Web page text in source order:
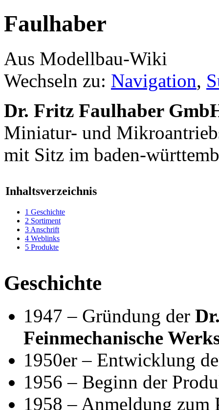
Faulhaber
Aus Modellbau-Wiki
Wechseln zu: Navigation,
Dr. Fritz Faulhaber
Miniatur- und
mit Sitz im baden-
Inhaltsverzeichnis
1 Geschichte
2 Sortiment
3 Anschrift
4 Weblinks
5 Produkte
Geschichte
1947 – Gründung der
Feinmechanische
1950er – Entwicklung
1956 – Beginn der
1958 – Anmeldung zum